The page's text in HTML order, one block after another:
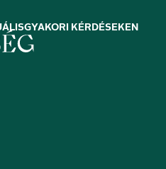
GYAKORI KÉRDÉSEK EN